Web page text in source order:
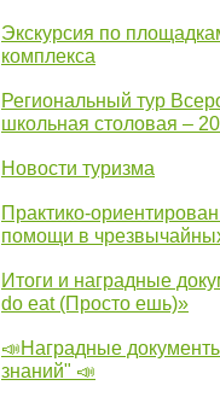
Экскурсия по
комплекса
Региональный тур
школьная столовая –
Новости туризма
Практико-
помощи в
Итоги и наградные
do eat (Просто ешь)»
📣Наградные
знаний" 📣